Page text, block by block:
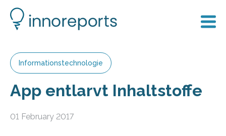
Informationstechnologie
App entlarvt Inhaltstoffe
01 February 2017